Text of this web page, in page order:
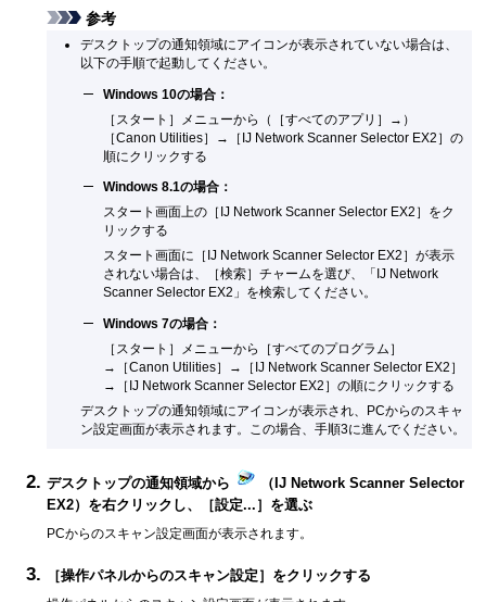
参考
デスクトップの通知領域にアイコンが表示されていない場合は、
以下の手順で起動してください。
Windows 10の場合：
［ スタート ］メニューから（［すべてのアプリ ］→）
［Canon Utilities］→［ IJ Network Scanner Selector EX2 ］の
順にクリックする
Windows 8.1の場合：
スタート画面上の［ IJ Network Scanner Selector EX2 ］をク
リックする
スタート画面に［ IJ Network Scanner Selector EX2 ］が表示
されない場合は、［検索］チャームを選び、「IJ Network
Scanner Selector EX2 」を検索してください。
Windows 7の場合：
［ スタート ］メニューから［すべてのプログラム ］
→［Canon Utilities］→［ IJ Network Scanner Selector EX2 ］
→［ IJ Network Scanner Selector EX2 ］の順にクリックする
デスクトップの通知領域にアイコンが表示され、PCからのスキャ
ン設定画面が表示されます。
この場合、手順3に進んでください。
デスクトップの通知領域から （ IJ Network Scanner Selector
EX2）を右クリックし、［設定... ］を選ぶ
PCからのスキャン設定画面が表示されます。
［操作パネルからのスキャン設定 ］をクリックする